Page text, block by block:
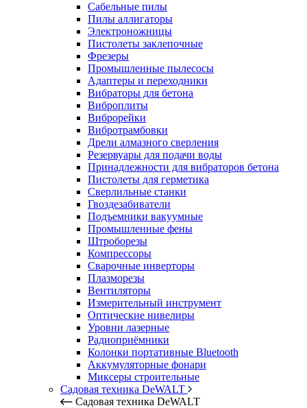
Сабельные пилы
Пилы аллигаторы
Электроножницы
Пистолеты заклепочные
Фрезеры
Промышленные пылесосы
Адаптеры и переходники
Вибраторы для бетона
Виброплиты
Виброрейки
Вибротрамбовки
Дрели алмазного сверления
Резервуары для подачи воды
Принадлежности для вибраторов бетона
Пистолеты для герметика
Сверлильные станки
Гвоздезабиватели
Подъемники вакуумные
Промышленные фены
Штроборезы
Компрессоры
Сварочные инверторы
Плазморезы
Вентиляторы
Измерительный инструмент
Оптические нивелиры
Уровни лазерные
Радиоприёмники
Колонки портативные Bluetooth
Аккумуляторные фонари
Миксеры строительные
Садовая техника DeWALT
Садовая техника DeWALT